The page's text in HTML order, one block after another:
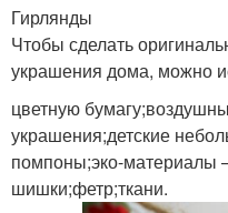
Гирлянды
Чтобы сделать
украшения дома, можно
цветную
украшения;детские
помпоны;эко-материалы
шишки;фетр;ткани.